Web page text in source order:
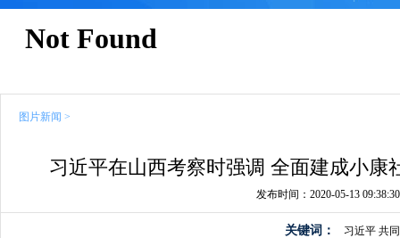
图片新闻 >
习近平在山西考察时强调 全面建成小
发布时间：2020-05-13 09:38:30
关键词： 习近平 共